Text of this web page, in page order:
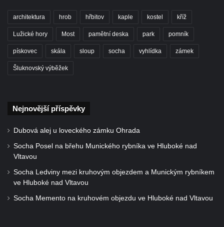
architektura hrob hřbitov kaple kostel kříž
Lužické hory Most pamětní deska park pomník
pískovec skála sloup socha vyhlídka zámek
Šluknovský výběžek
Nejnovější příspěvky
Dubová alej u loveckého zámku Ohrada
Socha Posel na břehu Munického rybníka ve Hluboké nad
Vltavou
Socha Ledviny mezi kruhovým objezdem a Munickým rybníkem
ve Hluboké nad Vltavou
Socha Memento na kruhovém objezdu ve Hluboké nad Vltavou